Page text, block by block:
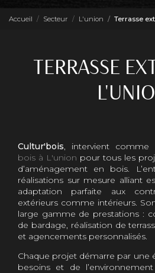
Accueil Secteur L'union Terrasse
TERRASSE
Cultur'bois, intervient comme
bois à L'union pour tous les
d’aménagement en bois.
réalisations sur mesure alliant
adaptation parfaite aux
extérieurs comme intérieurs.
large gamme de prestations :
de bardage, réalisation de
et agencements personnalisés.
Chaque projet démarre par une
besoins et de